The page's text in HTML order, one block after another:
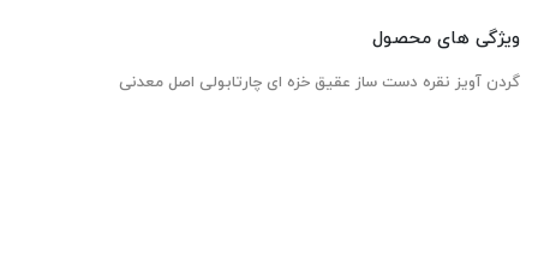
ویژگی های محصول
گردن آویز نقره دست ساز عقیق خزه ای چارتابولی اصل معدنی